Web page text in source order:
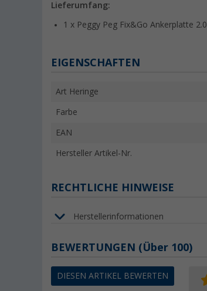
Lieferumfang:
1 x Peggy Peg Fix&Go Ankerplatte 2.0
EIGENSCHAFTEN
Art Heringe
Farbe
EAN
Hersteller Artikel-Nr.
RECHTLICHE HINWEISE
Herstellerinformationen
BEWERTUNGEN (Über 100)
DIESEN ARTIKEL BEWERTEN